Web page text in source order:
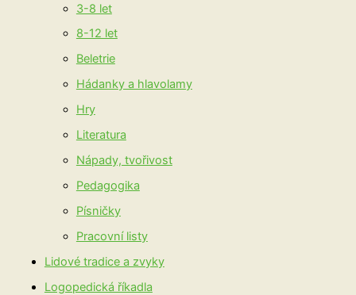
3-8 let
8-12 let
Beletrie
Hádanky a hlavolamy
Hry
Literatura
Nápady, tvořivost
Pedagogika
Písničky
Pracovní listy
Lidové tradice a zvyky
Logopedická říkadla